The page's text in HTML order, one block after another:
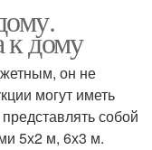
к дому
он не
могут иметь
собой
5х2 м, 6х3 м.